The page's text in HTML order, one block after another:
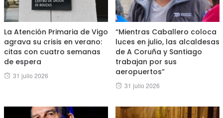
La Atención Primaria de Vigo
agrava su crisis en verano:
citas con cuatro semanas
de espera
Posted
31 julio 2026
“Mientras Caballero coloca
luces en julio, las alcaldesas
de A Coruña y Santiago
trabajan por sus
aeropuertos”
Posted
31 julio 2026